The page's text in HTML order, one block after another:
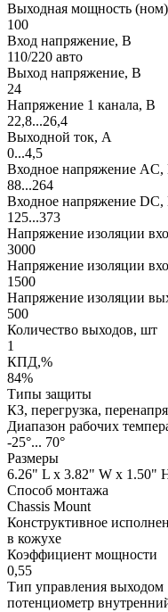
Выходная мощность
100
Вход напряжение, В
110/220 авто
Выход напряжение, В
24
Напряжение 1 канала, В
22,8...26,4
Выходной ток, А
0...4,5
Входное напряжение AC,
88...264
Входное напряжение DC,
125...373
Напряжение изоляции
3000
Напряжение изоляции
1500
Напряжение изоляции
500
Количество выходов, шт
1
КПД,%
84%
Типы защиты
КЗ, перегрузка,
Диапазон рабочих
-25°... 70°
Размеры
6.26" L x 3.82" W x 1.50"
Способ монтажа
Chassis Mount
Конструктивное
в кожухе
Коэффициент мощности
0,55
Тип управления выходом
потенциометр